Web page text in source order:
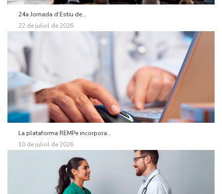
24a Jornada d’Estiu de...
22 de juliol de 2026
La plataforma REMPe incorpora...
10 de juliol de 2026